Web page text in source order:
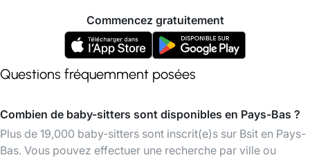
Commencez gratuitement
Questions fréquemment posées
Combien de baby-sitters sont disponibles en Pays-Bas ?
Plus de 19,000 baby-sitters sont inscrit(e)s sur Bsit en Pays-
Bas. Vous pouvez effectuer une recherche par ville ou